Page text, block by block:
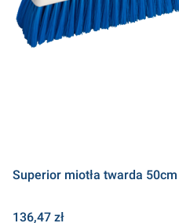
Superior miotła twarda 50cm
Cena
136,47 zł